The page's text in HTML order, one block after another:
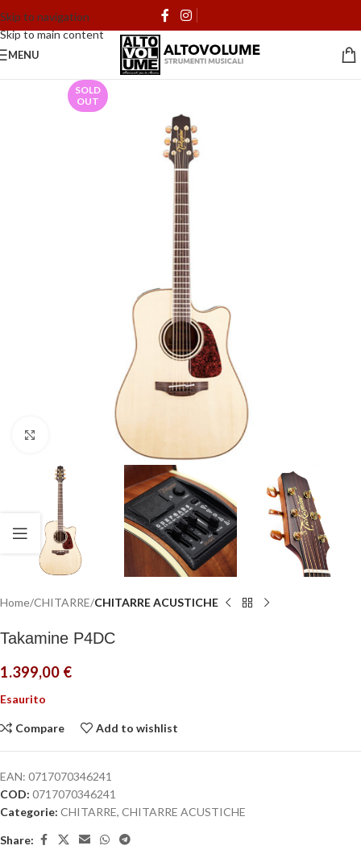
Skip to navigation
Skip to main content
MENU
SOLD
OUT
Click to enlarge
Home CHITARRE CHITARRE ACUSTICHE
Takamine P4DC
1.399,00 €
Esaurito
Compare Add to wishlist
EAN: 0717070346241
COD: 0717070346241
Categorie: CHITARRE, CHITARRE ACUSTICHE
Share: